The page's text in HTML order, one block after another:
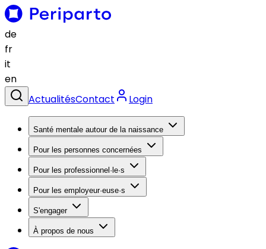
de
fr
it
en
ActualitésContact Login
Santé mentale autour de la naissance
Pour les personnes concernées
Pour les professionnel·le·s
Pour les employeur·euse·s
S'engager
À propos de nous